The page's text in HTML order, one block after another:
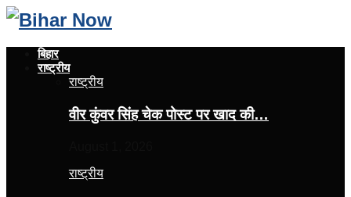
बिहार
राष्ट्रीय
राष्ट्रीय
वीर कुंवर सिंह चेक पोस्ट पर खाद की…
राष्ट्रीय